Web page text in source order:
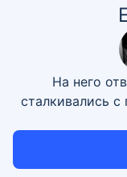
На него
сталкивались